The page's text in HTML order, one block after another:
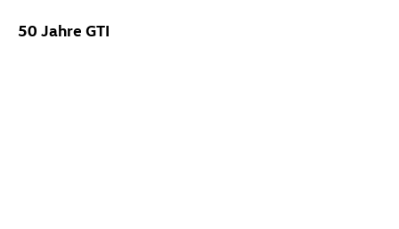
50 Jahre GTI